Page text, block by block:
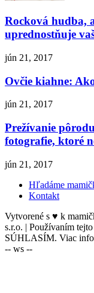
Rocková hudba,
uprednostňuje
jún 21, 2017
Ovčie kiahne:
jún 21, 2017
Prežívanie
fotografie, ktoré
jún 21, 2017
Hľadáme
Kontakt
Vytvorené s ♥ k
s.r.o. | Používaním
SÚHLASÍM. Viac
-- ws --